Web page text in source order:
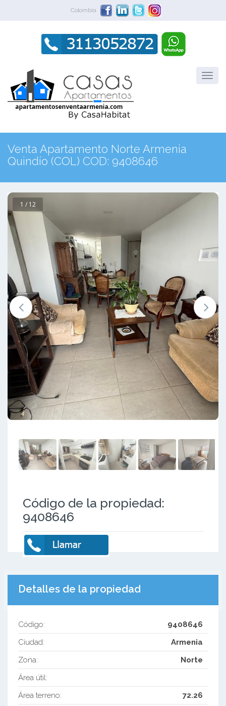
Colombia
Venta Apartamento Norte Armenia
Quindío (COL) COD: 9408646
1 / 12
Código de la propiedad:
9408646
Detalles de la propiedad
Código:
9408646
Ciudad:
Armenia
Zona:
Norte
Área útil:
Área terreno:
72.26